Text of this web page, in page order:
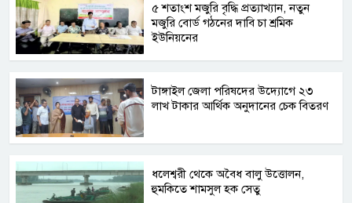
৫ শতাংশ মজুরি বৃদ্ধি প্রত্যাখ্যান, নতুন
মজুরি বোর্ড গঠনের দাবি চা শ্রমিক
ইউনিয়নের
টাঙ্গাইল জেলা পরিষদের উদ্যোগে ২৩
লাখ টাকার আর্থিক অনুদানের চেক বিতরণ
ধলেশ্বরী থেকে অবৈধ বালু উত্তোলন,
হুমকিতে শামসুল হক সেতু